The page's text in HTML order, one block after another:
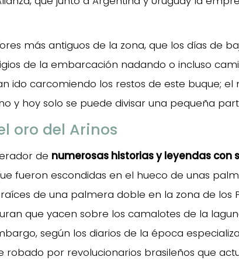
más antiguos de la zona, que los días de
de la embarcación nadando o incluso
ido carcomiendo los restos de este buque;
y hoy solo se puede divisar una pequeña
oro del Arinos
de numerosas historias y leyendas con
fueron escondidas en el hueco de unas
de una palmera doble en la zona de los
que yacen sobre los camalotes de la
según los diarios de la época
robado por revolucionarios brasileños que